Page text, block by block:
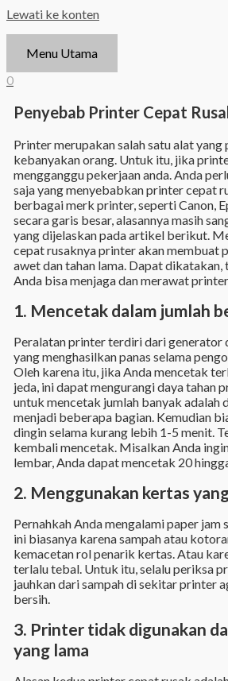
Lewati ke konten
Menu Utama
0
Penyebab Printer Cepat
Printer merupakan salah satu alat yang
kebanyakan orang. Untuk itu, jika
mengganggu pekerjaan anda. Anda
saja yang menyebabkan printer cepat
berbagai merk printer, seperti Canon,
secara garis besar, alasannya masih
yang dijelaskan pada artikel berikut.
cepat rusaknya printer akan membuat
awet dan tahan lama. Dapat dikatakan,
Anda bisa menjaga dan merawat
1. Mencetak dalam jumlah
Peralatan printer terdiri dari generator
yang menghasilkan panas selama
Oleh karena itu, jika Anda mencetak
jeda, ini dapat mengurangi daya tahan
untuk mencetak jumlah banyak adalah
menjadi beberapa bagian. Kemudian
dingin selama kurang lebih 1-5 menit.
kembali mencetak. Misalkan Anda
lembar, Anda dapat mencetak 20
2. Menggunakan kertas
Pernahkah Anda mengalami paper jam
ini biasanya karena sampah atau
kemacetan rol penarik kertas. Atau
terlalu tebal. Untuk itu, selalu periksa
jauhkan dari sampah di sekitar printer
bersih.
3. Printer tidak digunakan
yang lama